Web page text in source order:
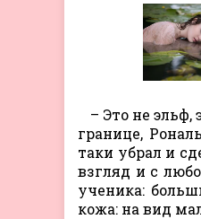
– Это не
границе,
таки убрал и
взгляд и с
ученика:
кожа: на вид